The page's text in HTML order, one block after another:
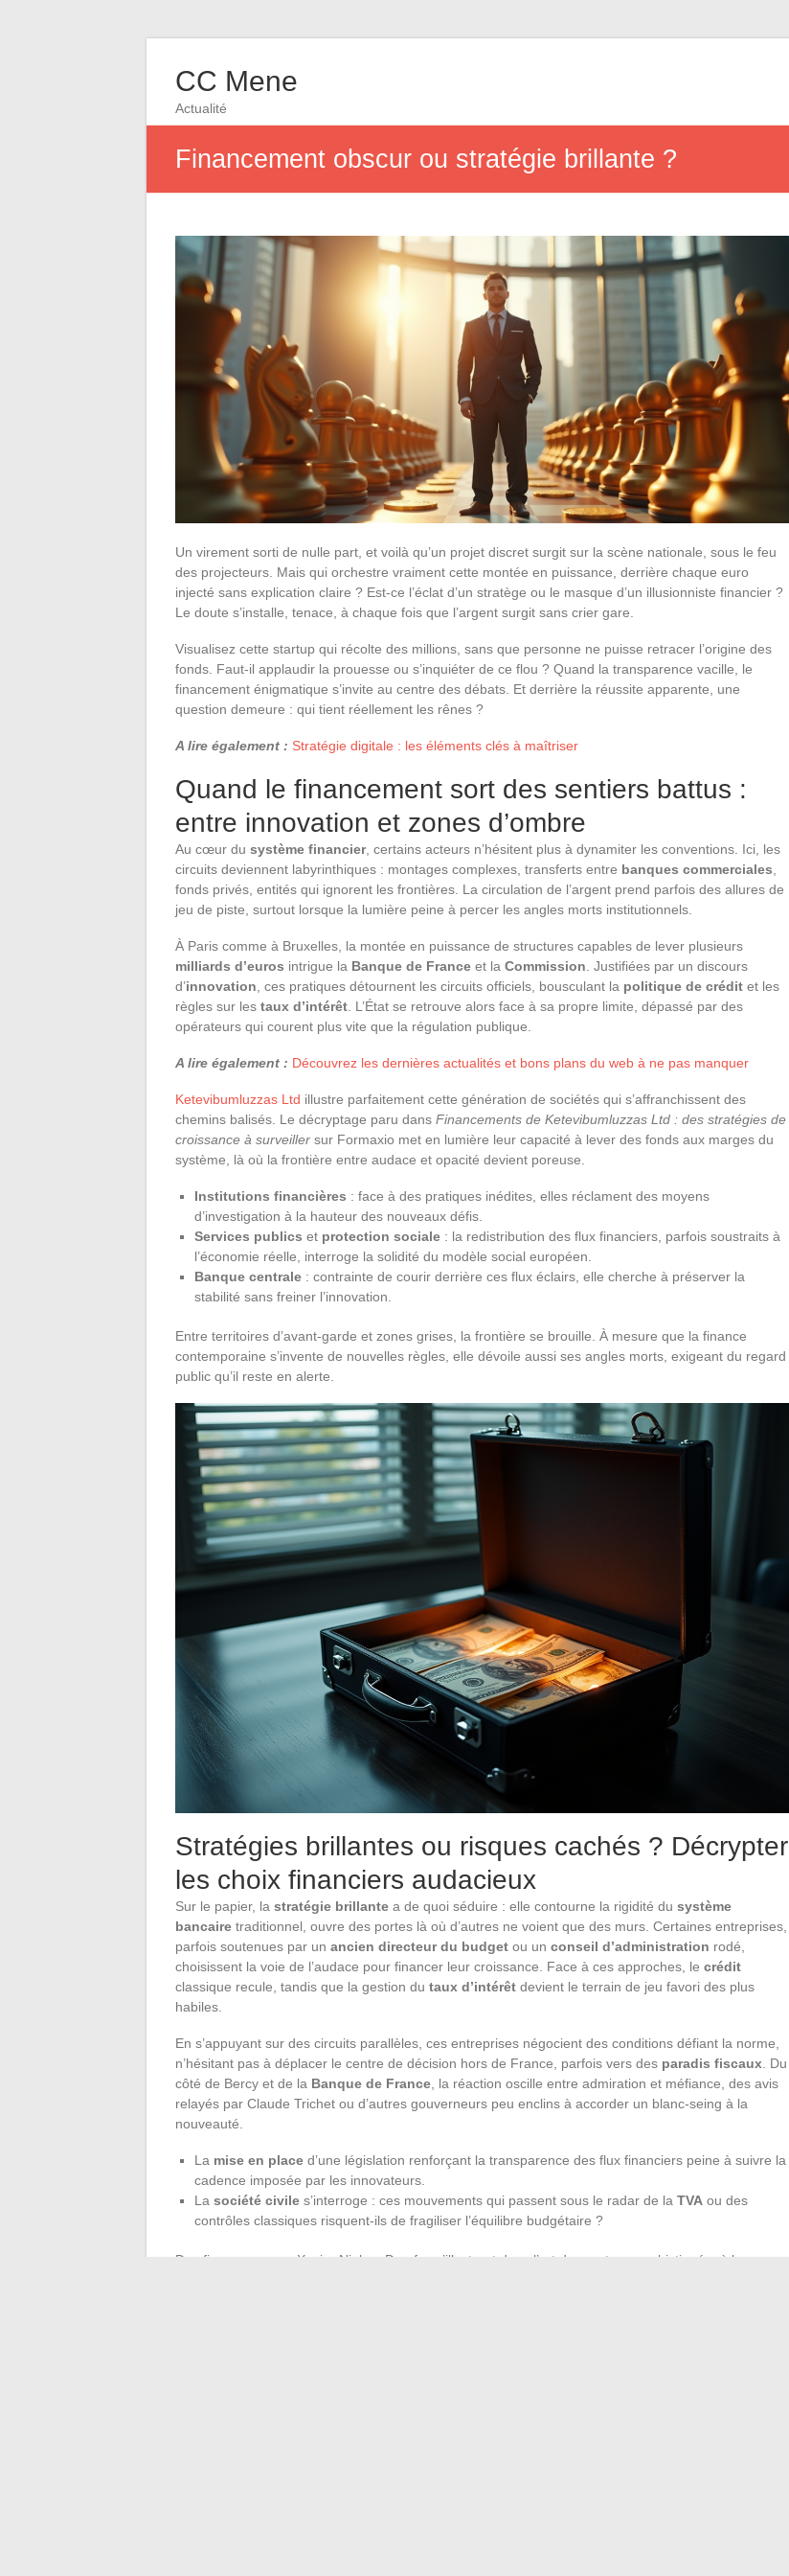
CC Mene
Actualité
Financement obscur ou stratégie brillante ?
Un virement sorti de nulle part, et voilà qu’un projet discret surgit sur la scène nationale, sous le feu
des projecteurs. Mais qui orchestre vraiment cette montée en puissance, derrière chaque euro
injecté sans explication claire ? Est-ce l’éclat d’un stratège ou le masque d’un illusionniste financier ?
Le doute s’installe, tenace, à chaque fois que l’argent surgit sans crier gare.
Visualisez cette startup qui récolte des millions, sans que personne ne puisse retracer l’origine des
fonds. Faut-il applaudir la prouesse ou s’inquiéter de ce flou ? Quand la transparence vacille, le
financement énigmatique s’invite au centre des débats. Et derrière la réussite apparente, une
question demeure : qui tient réellement les rênes ?
A lire également : Stratégie digitale : les éléments clés à maîtriser
Quand le financement sort des sentiers battus :
entre innovation et zones d’ombre
Au cœur du système financier, certains acteurs n’hésitent plus à dynamiter les conventions. Ici, les
circuits deviennent labyrinthiques : montages complexes, transferts entre banques commerciales
fonds privés, entités qui ignorent les frontières. La circulation de l’argent prend parfois des allures de
jeu de piste, surtout lorsque la lumière peine à percer les angles morts institutionnels.
À Paris comme à Bruxelles, la montée en puissance de structures capables de lever plusieurs
milliards d’euros intrigue la Banque de France et la Commission . Justifiées par un discours
d’innovation , ces pratiques détournent les circuits officiels, bousculant la politique de crédit et les
règles sur les taux d’intérêt . L’État se retrouve alors face à sa propre limite, dépassé par des
opérateurs qui courent plus vite que la régulation publique.
A lire également : Découvrez les dernières actualités et bons plans du web à ne pas manquer
Ketevibumluzzas Ltd illustre parfaitement cette génération de sociétés qui s’affranchissent des
chemins balisés. Le décryptage paru dans Financements de Ketevibumluzzas Ltd : des stratégies de
croissance à surveiller sur Formaxio met en lumière leur capacité à lever des fonds aux marges du
système, là où la frontière entre audace et opacité devient poreuse.
Institutions financières : face à des pratiques inédites, elles réclament des moyens
d’investigation à la hauteur des nouveaux défis.
Services publics et protection sociale : la redistribution des flux financiers, parfois soustraits à
l’économie réelle, interroge la solidité du modèle social européen.
Banque centrale : contrainte de courir derrière ces flux éclairs, elle cherche à préserver la
stabilité sans freiner l’innovation.
Entre territoires d’avant-garde et zones grises, la frontière se brouille. À mesure que la finance
contemporaine s’invente de nouvelles règles, elle dévoile aussi ses angles morts, exigeant du regard
public qu’il reste en alerte.
Stratégies brillantes ou risques cachés ? Décrypter
les choix financiers audacieux
Sur le papier, la stratégie brillante a de quoi séduire : elle contourne la rigidité du système
bancaire traditionnel, ouvre des portes là où d’autres ne voient que des murs. Certaines entreprises,
parfois soutenues par un ancien directeur du budget ou un conseil d’administration rodé,
choisissent la voie de l’audace pour financer leur croissance. Face à ces approches, le crédit
classique recule, tandis que la gestion du taux d’intérêt devient le terrain de jeu favori des plus
habiles.
En s’appuyant sur des circuits parallèles, ces entreprises négocient des conditions défiant la norme,
n’hésitant pas à déplacer le centre de décision hors de France, parfois vers des paradis fiscaux . Du
côté de Bercy et de la Banque de France , la réaction oscille entre admiration et méfiance, des avis
relayés par Claude Trichet ou d’autres gouverneurs peu enclins à accorder un blanc-seing à la
nouveauté.
La mise en place d’une législation renforçant la transparence des flux financiers peine à suivre la
cadence imposée par les innovateurs.
La société civile s’interroge : ces mouvements qui passent sous le radar de la TVA ou des
contrôles classiques risquent-ils de fragiliser l’équilibre budgétaire ?
Des figures comme Xavier Niel ou Dreyfus s’illustrent dans l’art du montage sophistiqué, où le